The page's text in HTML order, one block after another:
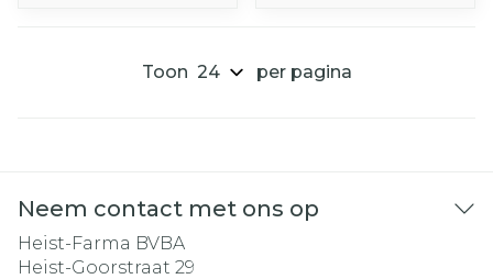
Toon per pagina
Neem contact met ons op
Heist-Farma BVBA
Heist-Goorstraat 29